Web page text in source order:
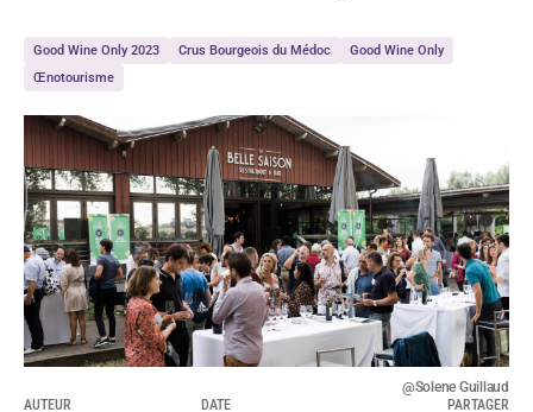
Good Wine Only 2023 Crus Bourgeois du Médoc
Good Wine Only
Œnotourisme
@Solene Guillaud
AUTEUR
DATE PARTAGER